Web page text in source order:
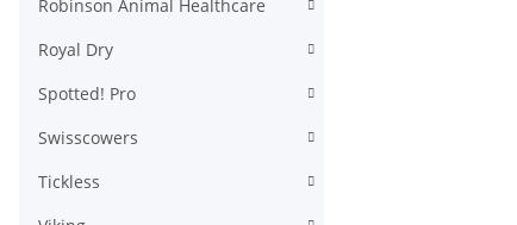
Robinson Animal Healthcare
Royal Dry
Spotted! Pro
Swisscowers
Tickless